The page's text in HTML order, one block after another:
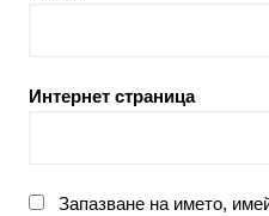
Интернет страница
Запазване на името,